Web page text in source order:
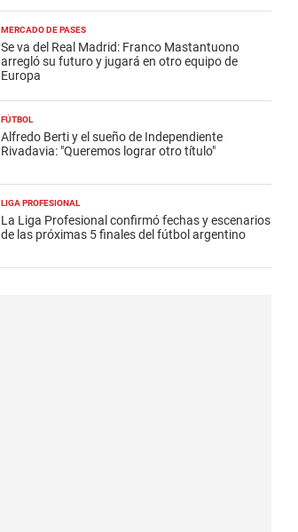
MERCADO DE PASES
Se va del Real Madrid: Franco Mastantuono
arregló su futuro y jugará en otro equipo de
Europa
FÚTBOL
Alfredo Berti y el sueño de Independiente
Rivadavia: "Queremos lograr otro título"
LIGA PROFESIONAL
La Liga Profesional confirmó fechas y escenarios
de las próximas 5 finales del fútbol argentino